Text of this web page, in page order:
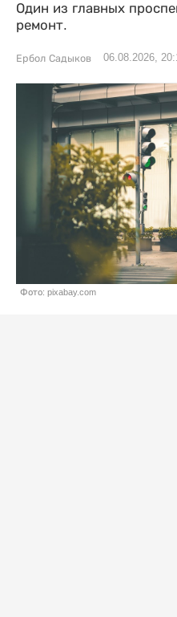
Один из главных
ремонт.
Ербол Садыков 06.08.2026,
Фото: pixabay.com